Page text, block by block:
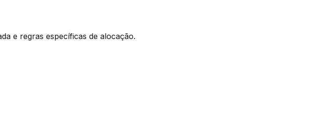
e regras específicas de alocação.